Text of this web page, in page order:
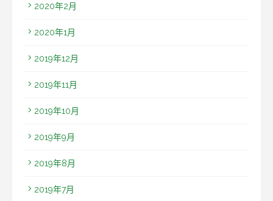
2020年2月
2020年1月
2019年12月
2019年11月
2019年10月
2019年9月
2019年8月
2019年7月